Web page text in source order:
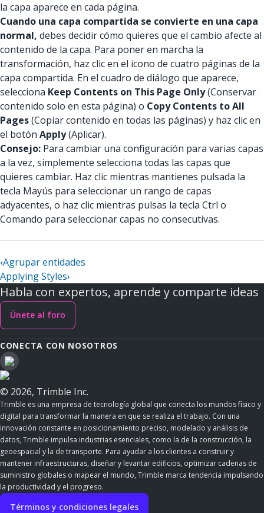
la capa aparece en cada página.
Cuando una capa compartida se convierte en una capa
normal, debes decidir cómo quieres que el cambio afecte al
contenido de la capa. Para poner en marcha la
transformación, haz clic en el icono de cuatro páginas de la
capa compartida. En el cuadro de diálogo que aparece,
selecciona Keep Contents on This Page Only(Conservar
contenido solo en esta página) o Copy Contents to All
Pages(Copiar contenido en todas las páginas) y haz clic en
el botón Apply(Aplicar).
Consejo: Para cambiar una configuración para varias capas
a la vez, simplemente selecciona todas las capas que
quieres cambiar. Haz clic mientras mantienes pulsada la
tecla Mayús para seleccionar un rango de capas
adyacentes, o haz clic mientras pulsas la tecla Ctrl o
Comando para seleccionar capas no consecutivas.
‹Agrupar entidades
Applying Styles›
Habla con expertos, aprende y comparte ideas
Únete al foro
CONECTA CON NOSOTROS
© 2026, Trimble Inc.
Trimble es una empresa de tecnología global que conecta los mundos físico y
digital para transformar la manera en que se realiza el trabajo. Con una
innovación constante en posicionamiento preciso, modelado y análisis de
datos, Trimble impulsa industrias esenciales, como la de la construcción, la
geoespacial y la de transporte. Para ayudar a los clientes a construir y
mantener infraestructuras, diseñar y levantar edificios, optimizar cadenas de
suministro globales o mapear el mundo, Trimble marca tendencia impulsando
la productividad y el progreso.
Términos y condiciones legales